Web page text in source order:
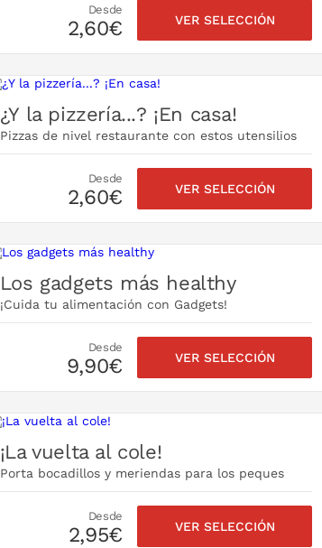
Desde
2,60€ VER SELECCIÓN
¿Y la pizzería...? ¡En casa!
Pizzas de nivel restaurante con estos utensilios
Desde
2,60€ VER SELECCIÓN
Los gadgets más healthy
¡Cuida tu alimentación con Gadgets!
Desde
9,90€ VER SELECCIÓN
¡La vuelta al cole!
Porta bocadillos y meriendas para los peques
Desde
2,95€ VER SELECCIÓN